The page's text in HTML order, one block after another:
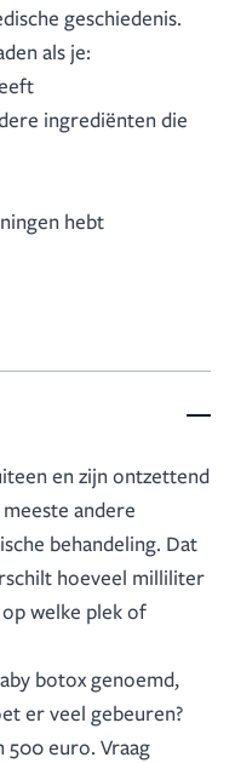
geschiedenis.
als je:
ingrediënten die
hebt
en zijn ontzettend
andere
behandeling. Dat
hoeveel milliliter
welke plek of
botox genoemd,
er veel gebeuren?
500 euro. Vraag